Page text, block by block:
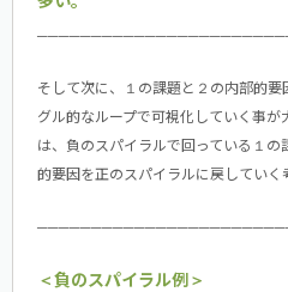
そして次に、１の課題と２の内部的
グル的なループで可視化していく事が
は、負のスパイラルで回っている１
的要因を正のスパイラルに戻していく
＜負のスパイラル例＞